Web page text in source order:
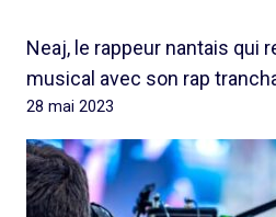
Neaj, le rappeur nantais qui
musical avec son rap
28 mai 2023